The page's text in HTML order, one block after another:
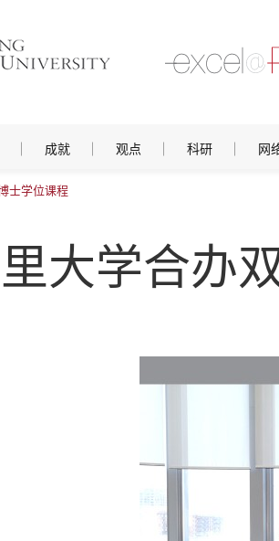
成就 观点 科研 网
士学位课程
大学合办